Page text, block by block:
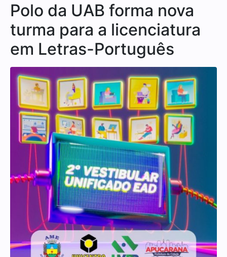
Polo da UAB forma nova
turma para a licenciatura
em Letras-Português